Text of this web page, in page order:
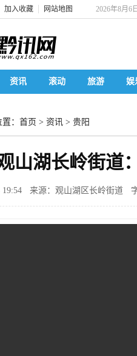
加入收藏 网站地图 2026年8月6
资讯 滚动 旅游 娱
： 首页 > 资讯 > 贵阳
山湖长岭街道
19:54 来源：观山湖区长岭街道